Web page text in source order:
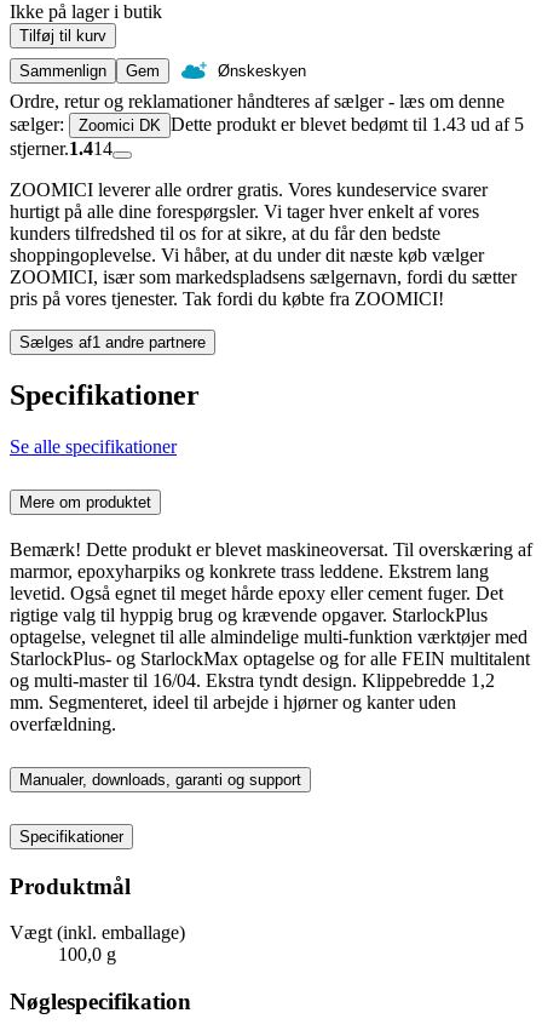
Ikke på lager i butik
Tilføj til kurv
Sammenlign
Gem Ønskeskyen
Ordre, retur og reklamationer håndteres af sælger - læs om denne
sælger:
Zoomici DK Dette produkt er blevet bedømt til 1.43 ud af 5
stjerner.1.414
ZOOMICI leverer alle ordrer gratis. Vores kundeservice svarer
hurtigt på alle dine forespørgsler. Vi tager hver enkelt af vores
kunders tilfredshed til os for at sikre, at du får den bedste
shoppingoplevelse. Vi håber, at du under dit næste køb vælger
ZOOMICI, især som markedspladsens sælgernavn, fordi du sætter
pris på vores tjenester. Tak fordi du købte fra ZOOMICI!
Sælges af1 andre partnere
Specifikationer
Se alle specifikationer
Mere om produktet
Bemærk! Dette produkt er blevet maskineoversat. Til overskæring af
marmor, epoxyharpiks og konkrete trass leddene. Ekstrem lang
levetid. Også egnet til meget hårde epoxy eller cement fuger. Det
rigtige valg til hyppig brug og krævende opgaver. StarlockPlus
optagelse, velegnet til alle almindelige multi-funktion værktøjer med
StarlockPlus- og StarlockMax optagelse og for alle FEIN multitalent
og multi-master til 16/04. Ekstra tyndt design. Klippebredde 1,2
mm. Segmenteret, ideel til arbejde i hjørner og kanter uden
overfældning.
Manualer, downloads, garanti og support
Specifikationer
Produktmål
Vægt (inkl. emballage)
100,0 g
Nøglespecifikation